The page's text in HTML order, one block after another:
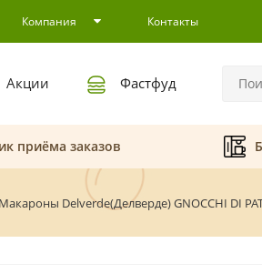
Компания Контакты
Акции Фастфуд
приёма заказов
Макароны Delverde(Делверде) GNOCCHI DI